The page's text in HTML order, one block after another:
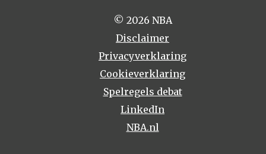
© 2026 NBA
Disclaimer
Privacyverklaring
Cookieverklaring
Spelregels debat
LinkedIn
NBA.nl